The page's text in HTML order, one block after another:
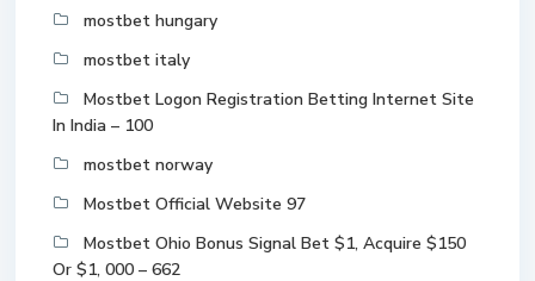
mostbet hungary
mostbet italy
Mostbet Logon Registration Betting Internet Site
In India – 100
mostbet norway
Mostbet Official Website 97
Mostbet Ohio Bonus Signal Bet $1, Acquire $150
Or $1, 000 – 662